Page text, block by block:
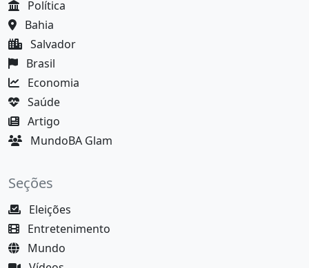
Política
Bahia
Salvador
Brasil
Economia
Saúde
Artigo
MundoBA Glam
Seções
Eleições
Entretenimento
Mundo